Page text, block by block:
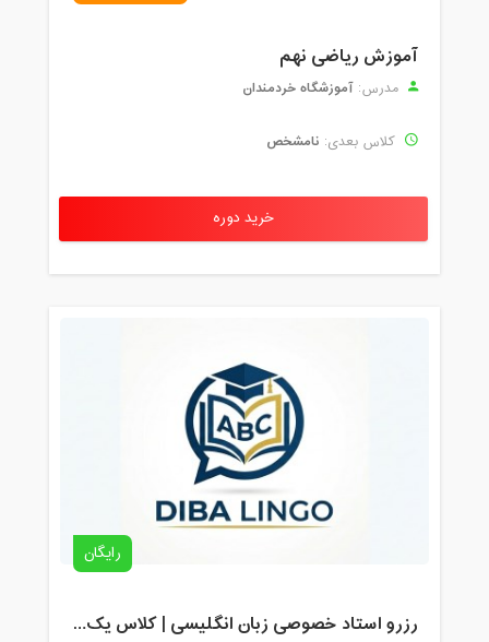
آموزش ریاضی نهم
مدرس: آموزشگاه خردمندان
کلاس بعدی: نامشخص
خرید دوره
رایگان
رزرو استاد خصوصی زبان انگلیسی | کلاس یک‌نفره با زهرا اسفندیاری + مشاوره رایگان